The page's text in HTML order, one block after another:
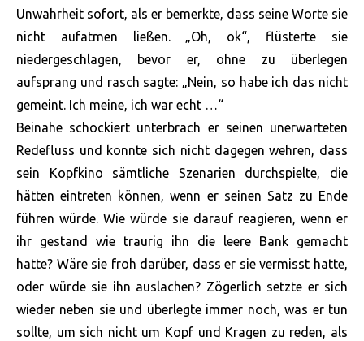
Unwahrheit sofort, als er bemerkte, dass seine Worte sie
nicht aufatmen ließen. „Oh, ok“, flüsterte sie
niedergeschlagen, bevor er, ohne zu überlegen
aufsprang und rasch sagte: „Nein, so habe ich das nicht
gemeint. Ich meine, ich war echt …“
Beinahe schockiert unterbrach er seinen unerwarteten
Redefluss und konnte sich nicht dagegen wehren, dass
sein Kopfkino sämtliche Szenarien durchspielte, die
hätten eintreten können, wenn er seinen Satz zu Ende
führen würde. Wie würde sie darauf reagieren, wenn er
ihr gestand wie traurig ihn die leere Bank gemacht
hatte? Wäre sie froh darüber, dass er sie vermisst hatte,
oder würde sie ihn auslachen? Zögerlich setzte er sich
wieder neben sie und überlegte immer noch, was er tun
sollte, um sich nicht um Kopf und Kragen zu reden, als